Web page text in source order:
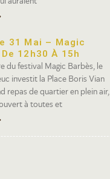
31 Mai – Magic
12h30 À 15h
du festival Magic Barbès, le
investit la Place Boris Vian
repas de quartier en plein air,
à toutes et